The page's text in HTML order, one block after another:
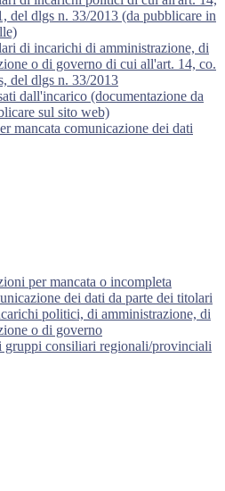
del dlgs n. 33/2013 (da pubblicare in
di incarichi di amministrazione, di
o di governo di cui all'art. 14, co.
del dlgs n. 33/2013
dall'incarico (documentazione da
sul sito web)
mancata comunicazione dei dati
per mancata o incompleta
dei dati da parte dei titolari
politici, di amministrazione, di
o di governo
gruppi consiliari regionali/provinciali